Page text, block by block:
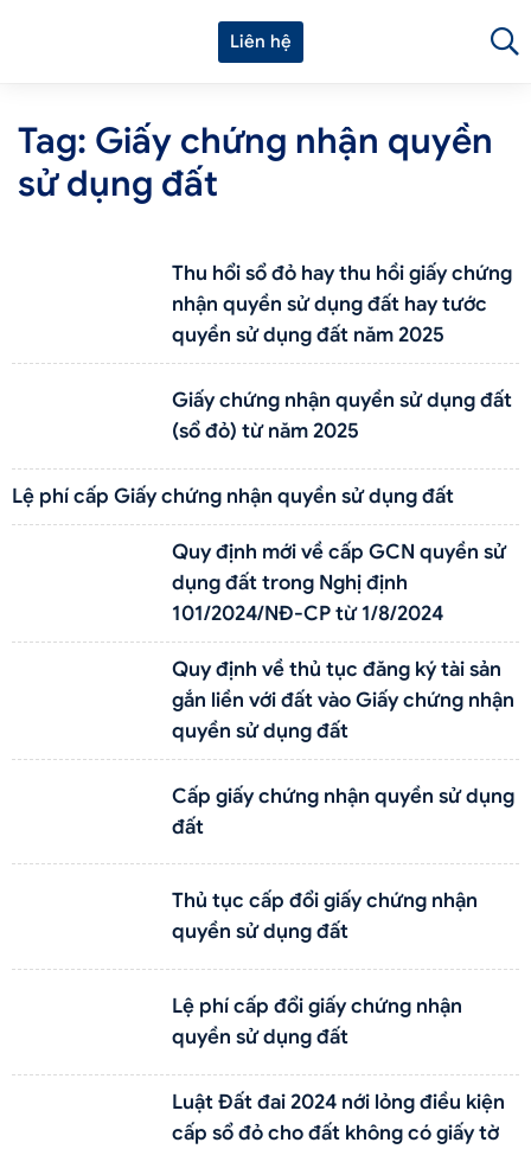
Liên hệ
Tag: Giấy chứng nhận quyền
sử dụng đất
Thu hổi sổ đỏ hay thu hồi giấy chứng
nhận quyền sử dụng đất hay tước
quyền sử dụng đất năm 2025
Giấy chứng nhận quyền sử dụng đất
(sổ đỏ) từ năm 2025
Lệ phí cấp Giấy chứng nhận quyền sử dụng đất
Quy định mới về cấp GCN quyền sử
dụng đất trong Nghị định
101/2024/NĐ-CP từ 1/8/2024
Quy định về thủ tục đăng ký tài sản
gắn liền với đất vào Giấy chứng nhận
quyền sử dụng đất
Cấp giấy chứng nhận quyền sử dụng
đất
Thủ tục cấp đổi giấy chứng nhận
quyền sử dụng đất
Lệ phí cấp đổi giấy chứng nhận
quyền sử dụng đất
Luật Đất đai 2024 nới lỏng điều kiện
cấp sổ đỏ cho đất không có giấy tờ